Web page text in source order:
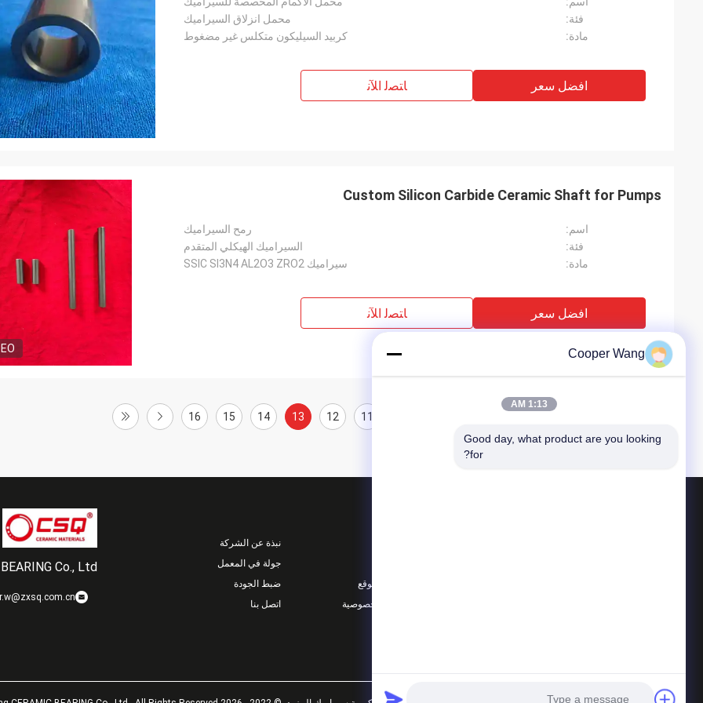
فئة:
محمل انزلاق السيراميك
مادة:
كربيد السيليكون متكلس غير مضغوط
افضل سعر ﺎﺘﺼﻟ ﺍﻶﻧ
Custom Silicon Carbide Ceramic Shaft for Pumps
اسم:
رمح السيراميك
فئة:
السيراميك الهيكلي المتقدم
مادة:
سيراميك SSIC SI3N4 AL2O3 ZRO2
افضل سعر ﺎﺘﺼﻟ ﺍﻶﻧ
11
12
13
14
15
16
Co., Ltd.
نبذة عن الشركة
جولة في المعمل
ضبط الجودة
اتصل بنا
خريطة الموقع
سياسة الخصوصية
Cooper Wang
1:13 AM
Good day, what product are you looking
for?